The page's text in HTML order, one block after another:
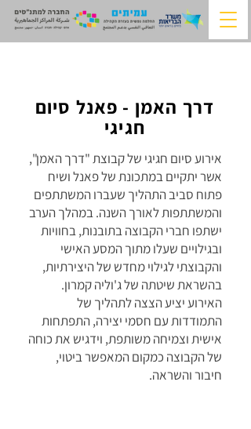
דרך האמן - פאנל סיום
חגיגי
אירוע סיום חגיגי של קבוצת "דרך האמן",
אשר יתקיים במתכונת של פאנל ושיח
פתוח סביב התהליך שעברו המשתתפים
והמשתתפות לאורך השנה. במהלך הערב
ישתפו חברי הקבוצה בתובנות, בחוויות
ובגילויים שעלו מתוך המסע האישי
והקבוצתי לגילוי מחדש של היצירתיות,
בהשראת שיטתה של ג'וליה קמרון.
האירוע יציע הצצה לתהליך של
התמודדות עם חסמי יצירה, התפתחות
אישית וצמיחה משותפת, וידגיש את כוחה
של הקבוצה כמקום המאפשר ביטוי,
חיבור והשראה.